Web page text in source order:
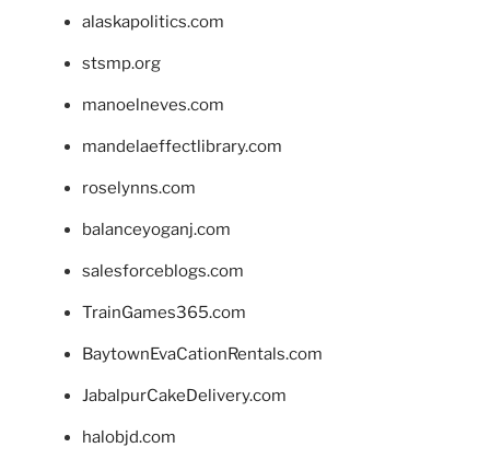
alaskapolitics.com
stsmp.org
manoelneves.com
mandelaeffectlibrary.com
roselynns.com
balanceyoganj.com
salesforceblogs.com
TrainGames365.com
BaytownEvaCationRentals.com
JabalpurCakeDelivery.com
halobjd.com